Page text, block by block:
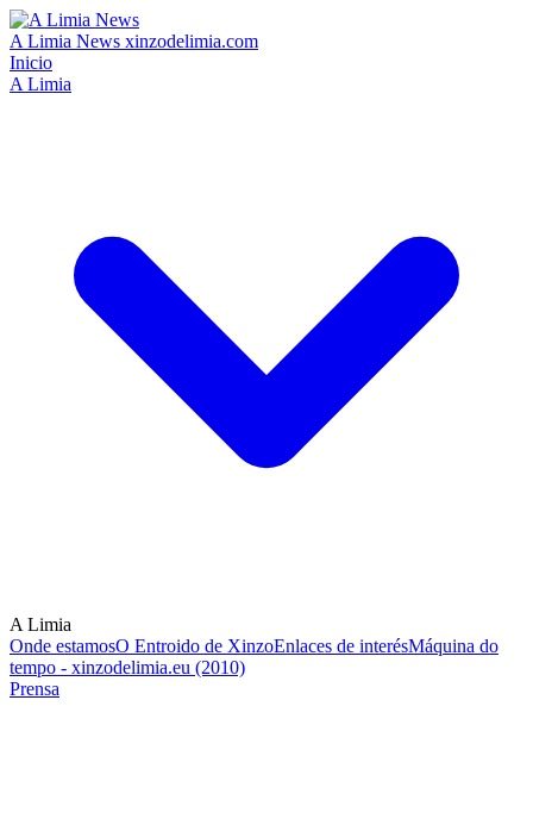
A Limia News xinzodelimia.com
Inicio
A Limia
A Limia
Onde estamosO Entroido de XinzoEnlaces de interésMáquina do
tempo - xinzodelimia.eu (2010)
Prensa